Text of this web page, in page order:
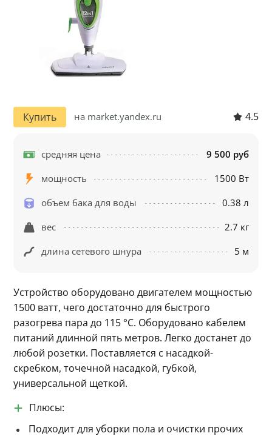
Купить на market.yandex.ru 4.5
средняя цена
9 500 руб
мощность
1500 Вт
объем бака для воды
0.38 л
вес
2.7 кг
длина сетевого шнура
5 м
Устройство оборудовано двигателем мощностью
1500 ватт, чего достаточно для быстрого
разогрева пара до 115 °C. Оборудовано кабелем
питаний длинной пять метров. Легко достанет до
любой розетки. Поставляется с насадкой-
скребком, точечной насадкой, губкой,
универсальной щеткой.
Плюсы:
Подходит для уборки пола и очистки прочих